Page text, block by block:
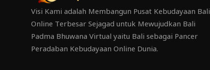
Visi Kami adalah Membangun Pusat Kebudayaan Bali
Online Terbesar Sejagad untuk Mewujudkan Bali
Padma Bhuwana Virtual yaitu Bali sebagai Pancer
Peradaban Kebudayaan Online Dunia.